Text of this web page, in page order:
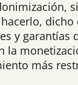
y garantías
la
más